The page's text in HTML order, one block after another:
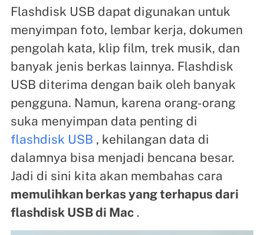
Flashdisk USB dapat digunakan untuk
menyimpan foto, lembar kerja, dokumen
pengolah kata, klip film, trek musik, dan
banyak jenis berkas lainnya. Flashdisk
USB diterima dengan baik oleh banyak
pengguna. Namun, karena orang-orang
suka menyimpan data penting di
flashdisk USB , kehilangan data di
dalamnya bisa menjadi bencana besar.
Jadi di sini kita akan membahas cara
memulihkan berkas yang terhapus dari
flashdisk USB di Mac.